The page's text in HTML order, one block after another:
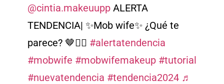
@cintia.makeuupp ALERTA
TENDENCIA| ✨Mob wife✨ ¿Qué te
parece? 🤎🕵️‍♀️ #alertatendencia
#mobwife #mobwifemakeup #tutorial
#nuevatendencia #tendencia2024 ♬